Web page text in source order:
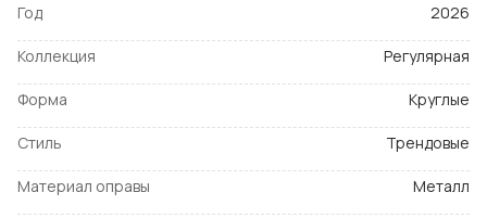
Год 2026
Коллекция Регулярная
Форма Круглые
Стиль Трендовые
Материал оправы Металл